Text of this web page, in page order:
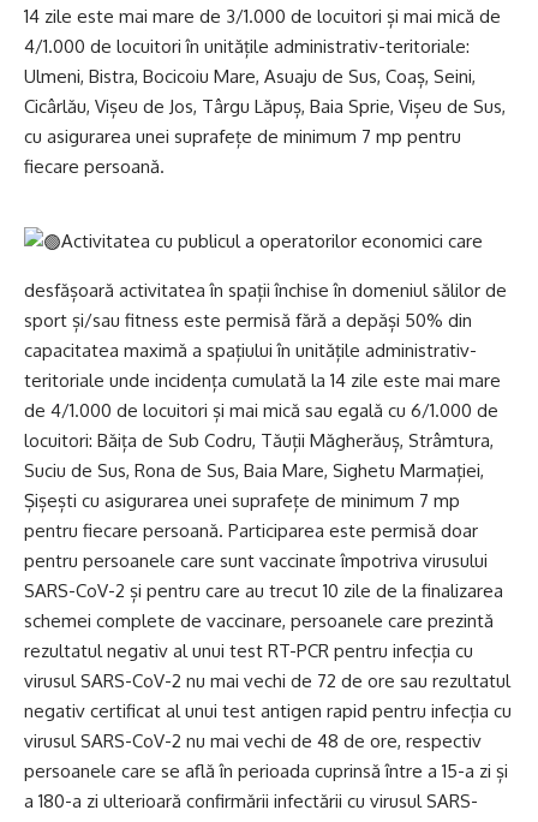
14 zile este mai mare de 3/1.000 de locuitori și mai mică de
4/1.000 de locuitori în unitățile administrativ-teritoriale:
Ulmeni, Bistra, Bocicoiu Mare, Asuaju de Sus, Coaș, Seini,
Cicârlău, Vișeu de Jos, Târgu Lăpuș, Baia Sprie, Vișeu de Sus,
cu asigurarea unei suprafețe de minimum 7 mp pentru
fiecare persoană.
Activitatea cu publicul a operatorilor economici care
desfășoară activitatea în spații închise în domeniul sălilor de
sport și/sau fitness este permisă fără a depăși 50% din
capacitatea maximă a spațiului în unitățile administrativ-
teritoriale unde incidența cumulată la 14 zile este mai mare
de 4/1.000 de locuitori și mai mică sau egală cu 6/1.000 de
locuitori: Băița de Sub Codru, Tăuții Măgherăuș, Strâmtura,
Suciu de Sus, Rona de Sus, Baia Mare, Sighetu Marmației,
Șișești cu asigurarea unei suprafețe de minimum 7 mp
pentru fiecare persoană. Participarea este permisă doar
pentru persoanele care sunt vaccinate împotriva virusului
SARS-CoV-2 și pentru care au trecut 10 zile de la finalizarea
schemei complete de vaccinare, persoanele care prezintă
rezultatul negativ al unui test RT-PCR pentru infecția cu
virusul SARS-CoV-2 nu mai vechi de 72 de ore sau rezultatul
negativ certificat al unui test antigen rapid pentru infecția cu
virusul SARS-CoV-2 nu mai vechi de 48 de ore, respectiv
persoanele care se află în perioada cuprinsă între a 15-a zi și
a 180-a zi ulterioară confirmării infectării cu virusul SARS-